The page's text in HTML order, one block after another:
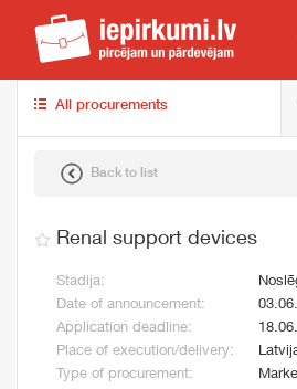
All procurements
Back to list
Renal support devices
Stadija:
Date of announcement:
Application deadline:
Place of execution/delivery:
Type of procurement: